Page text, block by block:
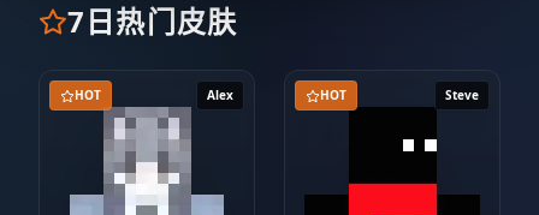
7日热门皮肤
Alex
HOT Steve
HOT